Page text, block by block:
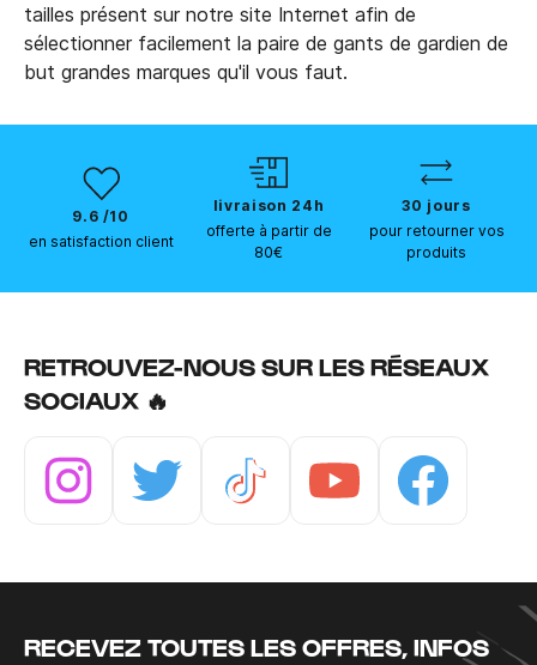
tailles présent sur notre site Internet afin de
sélectionner facilement la paire de gants de gardien de
but grandes marques qu'il vous faut.
9.6 /10
en satisfaction client
livraison 24h
offerte à partir de
80€
30 jours
pour retourner vos
produits
RETROUVEZ-NOUS SUR LES RÉSEAUX
SOCIAUX 🔥
RECEVEZ TOUTES LES OFFRES, INFOS